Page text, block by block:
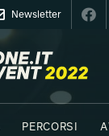
Newsletter
PERCORSI